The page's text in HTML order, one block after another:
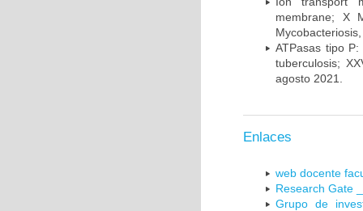
membrane; X
ATPasas tipo
tuberculosis;
agosto 2021.
Enlaces
web docente
Research Gate
Grupo de